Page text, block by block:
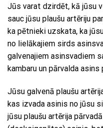
Jūs varat dzirdēt, kā jūsu
sauc jūsu plaušu artēriju
ka pētnieki uzskata, ka
no lielākajiem sirds
galvenajiem asinsvadiem
kambaru un pārvalda
Jūsu galvenā plaušu
kas izvada asinis no jūsu
jūsu plaušu artērija